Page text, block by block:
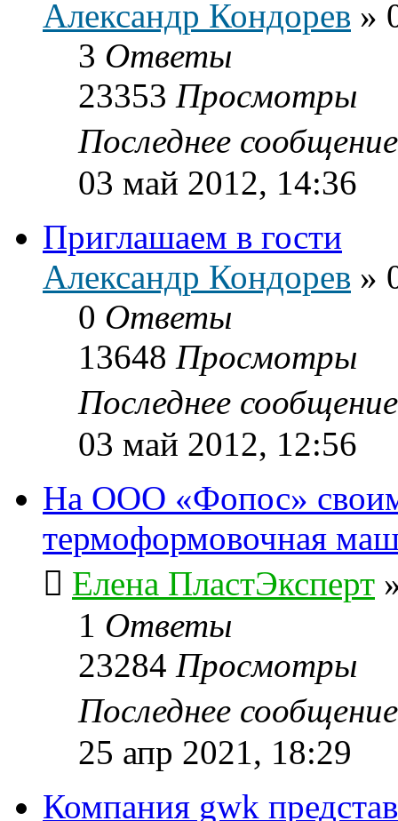
Александр Кондорев »
3 Ответы
23353 Просмотры
Последнее
03 май 2012, 14:36
Приглашаем в гости
Александр Кондорев »
0 Ответы
13648 Просмотры
Последнее
03 май 2012, 12:56
На ООО «Фопос»
термоформовочная
Елена ПластЭксперт
1 Ответы
23284 Просмотры
Последнее
25 апр 2021, 18:29
Компания gwk